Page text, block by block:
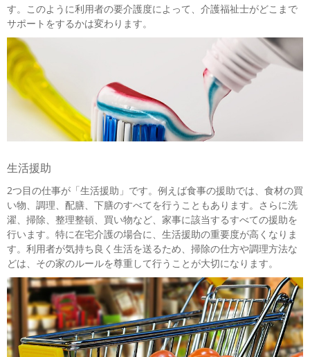
す。このように利用者の要介護度によって、介護福祉士がどこまで
サポートをするかは変わります。
生活援助
2つ目の仕事が「生活援助」です。例えば食事の援助では、食材の買
い物、調理、配膳、下膳のすべてを行うこともあります。さらに洗
濯、掃除、整理整頓、買い物など、家事に該当するすべての援助を
行います。特に在宅介護の場合に、生活援助の重要度が高くなりま
す。利用者が気持ち良く生活を送るため、掃除の仕方や調理方法な
どは、その家のルールを尊重して行うことが大切になります。